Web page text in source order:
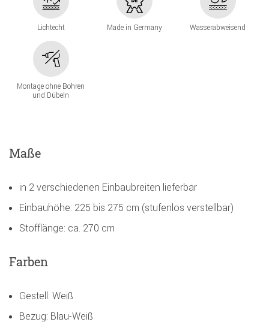
Lichtecht Made in Germany Wasserabweisend
Montage ohne Bohren
und Dübeln
Maße
in 2 verschiedenen Einbaubreiten lieferbar
Einbauhöhe: 225 bis 275 cm (stufenlos verstellbar)
Stofflänge: ca. 270 cm
Farben
Gestell: Weiß
Bezug: Blau-Weiß